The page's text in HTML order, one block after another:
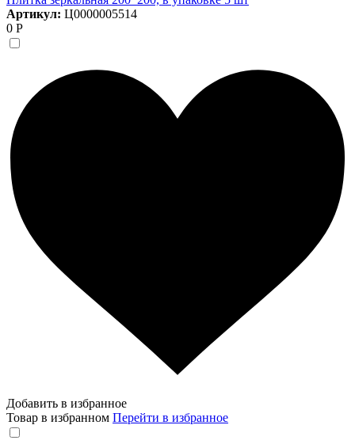
Артикул: Ц0000005514
0 Р
Добавить в избранное
Товар в избранном Перейти в избранное